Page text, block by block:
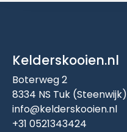
Kelderskooien.nl
Boterweg 2
8334 NS Tuk (Steenwijk)
info@kelderskooien.nl
+31 0521343424